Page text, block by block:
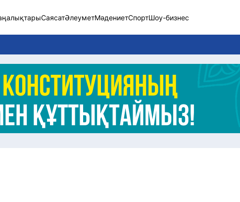
СаясатӘлеуметМәдениетСпортШоу-бизнес
Елорда жаңалықтары
Көзқарас
Саясат
Видео
Әлеумет
Әлем